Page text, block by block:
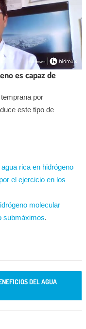
es capaz de
por
este tipo de
rica en hidrógeno
el ejercicio en los
molecular
submáximos.
DEL AGUA